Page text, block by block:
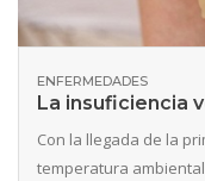
ENFERMEDADES
La insuficiencia
Con la llegada de la
temperatura